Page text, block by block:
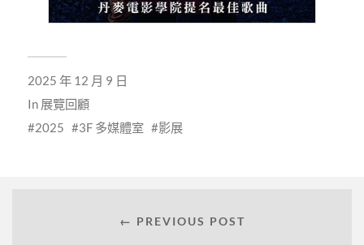
2025 年 12 月 9 日
In 展覽回顧
2025
3F 多媒體室 影展
← PREVIOUS POST